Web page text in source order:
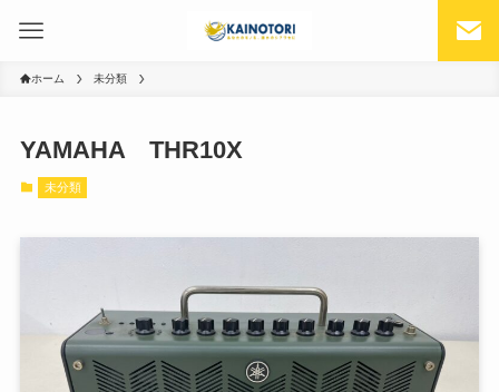
ホーム 未分類
YAMAHA THR10X
未分類